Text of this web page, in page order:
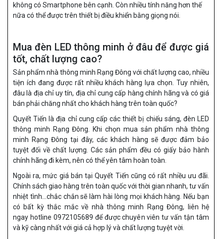
không có Smartphone bên cạnh. Còn nhiều tính năng hơn thế
nữa có thể được trên thiết bị điều khiển bằng giọng nói.
Mua đèn LED thông minh ở đâu để được giá
tốt, chất lượng cao?
Sản phẩm nhà thông minh Rạng Đông với chất lượng cao, nhiều
tiện ích đang được rất nhiều khách hàng lựa chọn. Tuy nhiên,
đâu là địa chỉ uy tín, địa chỉ cung cấp hàng chính hãng và có giá
bán phải chăng nhất cho khách hàng trên toàn quốc?
Quyết Tiến là địa chỉ cung cấp các thiết bị chiếu sáng, đèn LED
thông minh Rạng Đông. Khi chọn mua sản phẩm nhà thông
minh Rạng Đông tại đây, các khách hàng sẽ được đảm bảo
tuyệt đối về chất lượng. Các sản phẩm đều có giấy bảo hành
chính hãng đi kèm, nên có thể yên tâm hoàn toàn.
Ngoài ra, mức giá bán tại Quyết Tiến cũng có rất nhiều ưu đãi.
Chính sách giao hàng trên toàn quốc với thời gian nhanh, tư vấn
nhiệt tình…chắc chắn sẽ làm hài lòng mọi khách hàng. Nếu bạn
có bất kỳ thắc mắc về nhà thông minh Rạng Đông, liên hệ
ngay hotline 0972105689 để được chuyên viên tư vấn tận tâm
và kỹ càng nhất với giá cả hợp lý và chất lượng tuyệt vời.